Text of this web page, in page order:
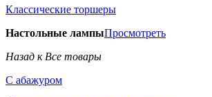
Классические торшеры
Настольные лампыПросмотреть
Назад к Все товары
С абажуром